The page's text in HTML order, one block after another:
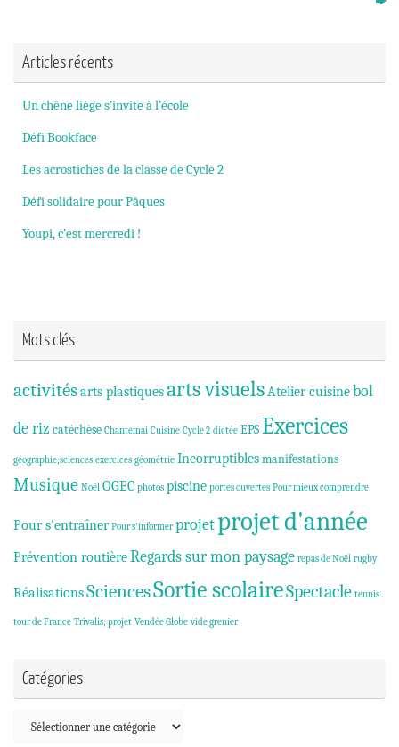
Articles récents
Un chêne liège s’invite à l’école
Défi Bookface
Les acrostiches de la classe de Cycle 2
Défi solidaire pour Pâques
Youpi, c’est mercredi !
Mots clés
activitésarts plastiquesarts visuelsAtelier cuisinebol
de riz catéchèse Chantemai Cuisine Cycle 2 dictée EPSExercices
géographie;sciences;exercices géométrie Incorruptiblesmanifestations
Musique Noël OGEC photos piscine portes ouvertes Pour mieux comprendre
Pour s'entraîner Pour s'informer projetprojet d'année
Prévention routièreRegards sur mon paysage repas de Noël rugby
RéalisationsSciencesSortie scolaireSpectacle tennis
tour de France Trivalis; projet Vendée Globe vide grenier
Catégories
Catégories